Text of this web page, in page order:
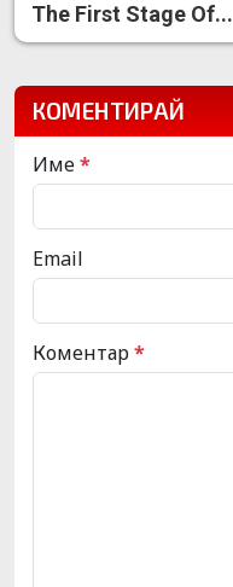
The First Stage Of...
КОМЕНТИРАЙ
Име*
Email
Коментар*